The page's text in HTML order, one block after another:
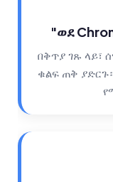
"ወደ
በቅጥያ ገጹ ላይ፣
ቁልፍ ጠቅ